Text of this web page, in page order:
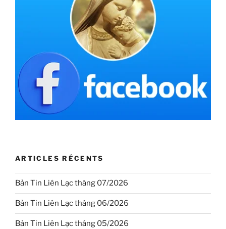
ARTICLES RÉCENTS
Bản Tin Liên Lạc tháng 07/2026
Bản Tin Liên Lạc tháng 06/2026
Bản Tin Liên Lạc tháng 05/2026